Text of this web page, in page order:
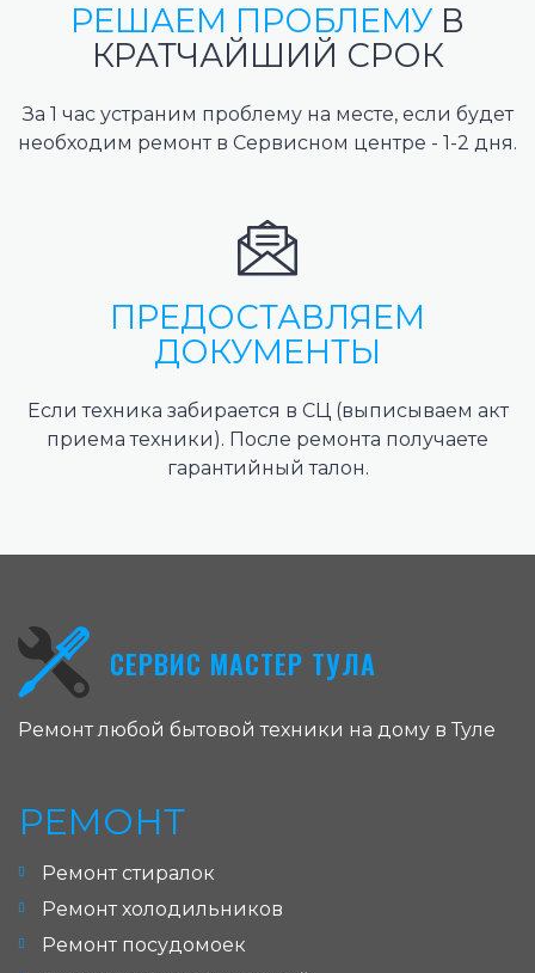
РЕШАЕМ ПРОБЛЕМУ В
КРАТЧАЙШИЙ СРОК
За 1 час устраним проблему на месте, если будет
необходим ремонт в Сервисном центре - 1-2 дня.
ПРЕДОСТАВЛЯЕМ
ДОКУМЕНТЫ
Если техника забирается в СЦ (выписываем акт
приема техники). После ремонта получаете
гарантийный талон.
СЕРВИС МАСТЕР ТУЛА
Ремонт любой бытовой техники на дому в Туле
РЕМОНТ
Ремонт стиралок
Ремонт холодильников
Ремонт посудомоек